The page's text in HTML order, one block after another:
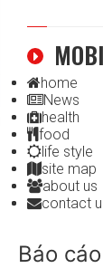
home
News
health
food
life style
site map
about us
contact
Báo